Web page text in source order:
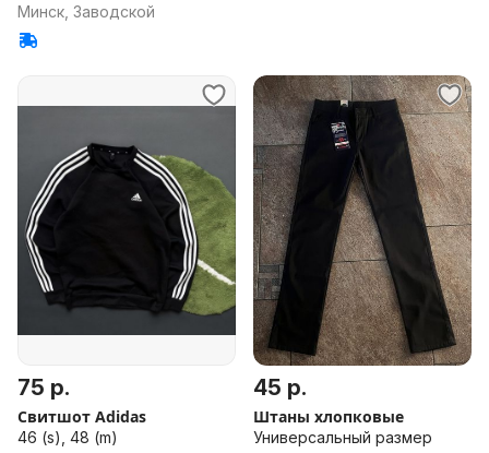
Минск, Заводской
75 р.
Свитшот Adidas
46 (s), 48 (m)
45 р.
Штаны хлопковые
Универсальный размер